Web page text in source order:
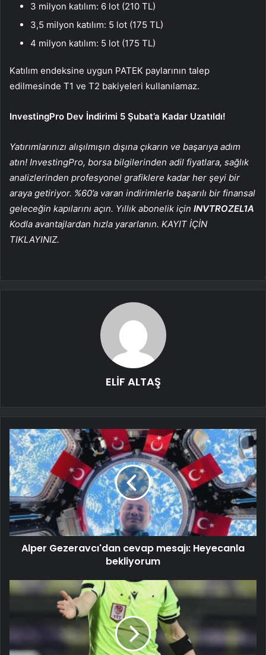
3 milyon katılım: 6 lot (210 TL)
3,5 milyon katılım: 5 lot (175 TL)
4 milyon katılım: 5 lot (175 TL)
Katılım endeksine uygun PATEK paylarının talep
edilmesinde T1 ve T2 bakiyeleri kullanılamaz.
InvestingPro Dev İndirimi 5 Şubat’a Kadar Uzatıldı!
Yatırımlarınızı alışılmışın dışına çıkarın ve başarıya adım
atın! InvestingPro, borsa bilgilerinden adil fiyatlara, sağlık
analizlerinden profesyonel grafiklere kadar her şeyi bir
araya getiriyor. %60’a varan indirimlerle başarılı bir finansal
geleceğin kapılarını açın. Yıllık abonelik için INVTROZEL1A
Kodla avantajlardan hızla yararlanın. KAYIT İÇİN
TIKLAYINIZ.
ELİF ALTAŞ
Alper Gezeravcı'dan cevap mesajı: Heyecanla
bekliyorum